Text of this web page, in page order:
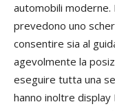
automobili
prevedono uno
consentire sia al
agevolmente la
eseguire tutta una
hanno inoltre